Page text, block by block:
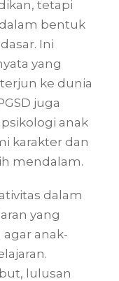
tetapi
bentuk
Ini
yang
ke dunia
juga
anak
karakter dan
mendalam.
dalam
yang
anak-
lulusan